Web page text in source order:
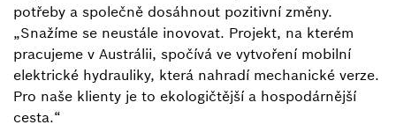
potřeby a společně dosáhnout pozitivní změny.
„Snažíme se neustále inovovat. Projekt, na kterém
pracujeme v Austrálii, spočívá ve vytvoření mobilní
elektrické hydrauliky, která nahradí mechanické verze.
Pro naše klienty je to ekologičtější a hospodárnější
cesta.“